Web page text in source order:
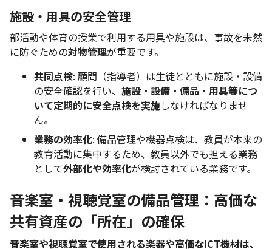
施設・用具の安全管理
部活動や体育の授業で利用する用具や施設は、事故を未然
に防ぐための対物管理が重要です。
共同点検: 顧問（指導者）は生徒とともに施設・設備
の安全確認を行い、 施設・設備・備品・用具等につ
いて定期的に安全点検を実施しなければなりませ
ん。
業務の効率化: 備品管理や機器点検は、教員が本来の
教育活動に集中するため、教員以外でも担える業務
として外部化や効率化が検討されている業務です。
音楽室・視聴覚室の備品管理：高価な
共有資産の「所在」の確保
音楽室や視聴覚室で使用される楽器や高価なICT機材は、